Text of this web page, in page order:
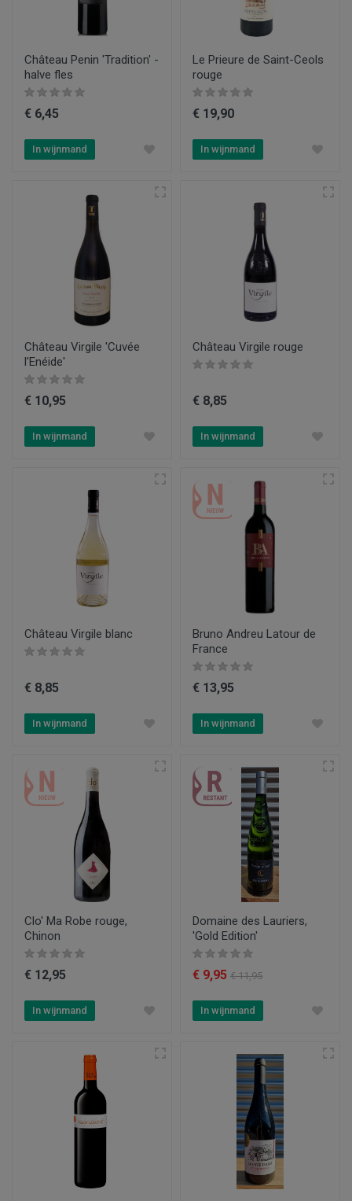
Château Penin 'Tradition' -
halve fles
€ 6,45
In wijnmand
Le Prieure de Saint-Ceols
rouge
€ 19,90
In wijnmand
Château Virgile 'Cuvée
l'Enéide'
€ 10,95
In wijnmand
Château Virgile rouge
€ 8,85
In wijnmand
Château Virgile blanc
€ 8,85
In wijnmand
Bruno Andreu Latour de
France
€ 13,95
In wijnmand
Clo' Ma Robe rouge,
Chinon
€ 12,95
In wijnmand
Domaine des Lauriers,
'Gold Edition'
€ 9,95 € 11,95
In wijnmand